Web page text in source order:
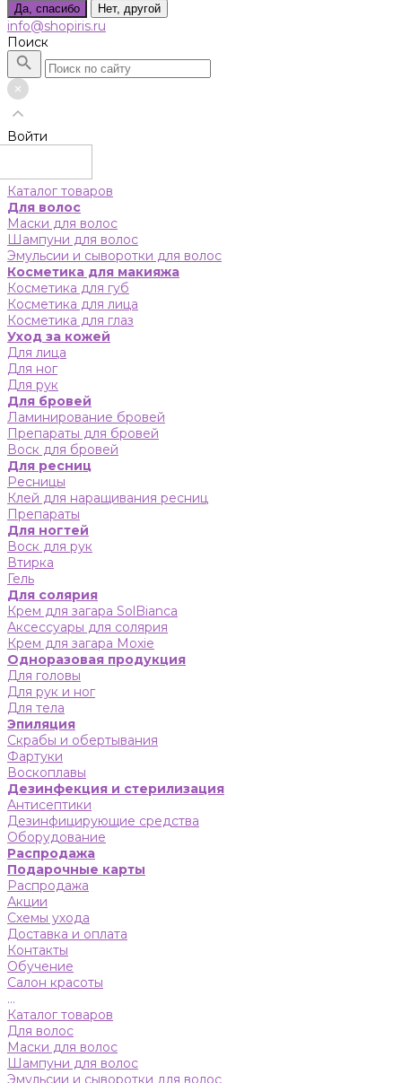
Да, спасибо Нет, другой
info@shopiris.ru
Поиск
Войти
Каталог товаров
Для волос
Маски для волос
Шампуни для волос
Эмульсии и сыворотки для волос
Косметика для макияжа
Косметика для губ
Косметика для лица
Косметика для глаз
Уход за кожей
Для лица
Для ног
Для рук
Для бровей
Ламинирование бровей
Препараты для бровей
Воск для бровей
Для ресниц
Ресницы
Клей для наращивания ресниц
Препараты
Для ногтей
Воск для рук
Втирка
Гель
Для солярия
Крем для загара SolBianca
Аксессуары для солярия
Крем для загара Moxie
Одноразовая продукция
Для головы
Для рук и ног
Для тела
Эпиляция
Скрабы и обертывания
Фартуки
Воскоплавы
Дезинфекция и стерилизация
Антисептики
Дезинфицирующие средства
Оборудование
Распродажа
Подарочные карты
Распродажа
Акции
Схемы ухода
Доставка и оплата
Контакты
Обучение
Салон красоты
...
Каталог товаров
Для волос
Маски для волос
Шампуни для волос
Эмульсии и сыворотки для волос